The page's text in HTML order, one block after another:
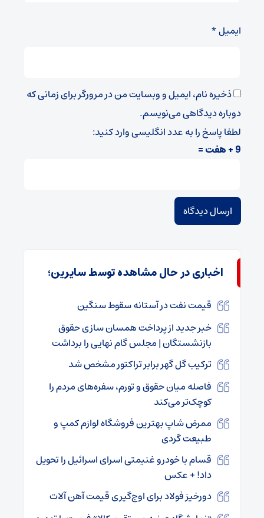
ایمیل*
ذخیره نام، ایمیل و وبسایت من در مرورگر برای زمانی که
دوباره دیدگاهی می‌نویسم.
لطفا پاسخ را به عدد انگلیسی وارد کنید:
9 + هفت =
اخباری در حال مشاهده توسط سایرین؛
قیمت نفت در آستانه سقوط سنگین
خبر جدید از پرداخت همسان سازی حقوق
بازنشستگان | مجلس گام نهایی را برداشت
ترکیب گل گهر برابر تراکتور مشخص شد
فاصله میان حقوق و تورم، سفره‌های مردم را
کوچک‌تر می‌کند
ممرض شاپ بهترین فروشگاه لوازم کمپ و
طبیعت گردی
قسام با خودرو غنیمتی اسرای اسرائیل را تحویل
داد! + عکس
دورخیز فولاد برای اوج‌گیری قیمت آهن آلات